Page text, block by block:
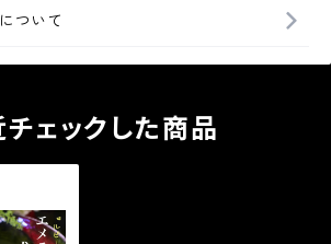
ついて
ェックした商品